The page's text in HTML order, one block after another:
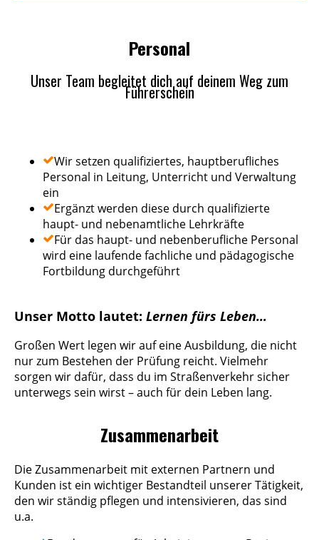
Personal
Unser Team begleitet dich auf deinem Weg zum
Führerschein
Wir setzen qualifiziertes, hauptberufliches
Personal in Leitung, Unterricht und Verwaltung
ein
Ergänzt werden diese durch qualifizierte
haupt- und nebenamtliche Lehrkräfte
Für das haupt- und nebenberufliche Personal
wird eine laufende fachliche und pädagogische
Fortbildung durchgeführt
Unser Motto lautet: Lernen fürs Leben…
Großen Wert legen wir auf eine Ausbildung, die nicht
nur zum Bestehen der Prüfung reicht. Vielmehr
sorgen wir dafür, dass du im Straßenverkehr sicher
unterwegs sein wirst – auch für dein Leben lang.
Zusammenarbeit
Die Zusammenarbeit mit externen Partnern und
Kunden ist ein wichtiger Bestandteil unserer Tätigkeit,
den wir ständig pflegen und intensivieren, das sind
u.a.